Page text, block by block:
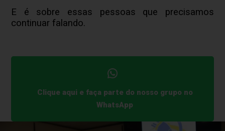
E é sobre essas pessoas que precisamos
continuar falando.
Clique aqui e faça parte do nosso grupo no
WhatsApp